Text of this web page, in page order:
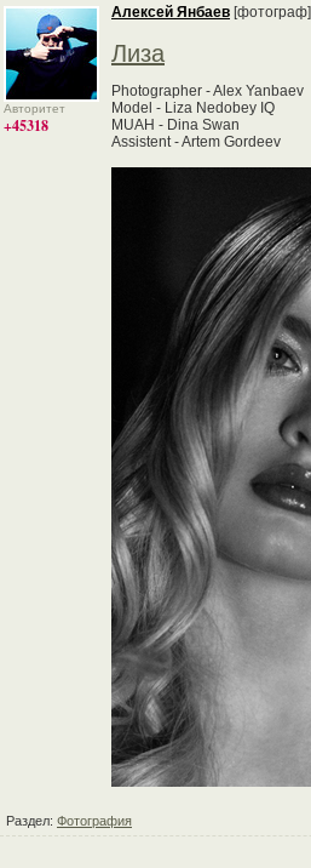
Авторитет
+45318
Алексей Янбаев [фотограф]
Лиза
Photographer - Alex Yanbaev
Model - Liza Nedobey IQ
MUAH - Dina Swan
Assistent - Artem Gordeev
Раздел: Фотография